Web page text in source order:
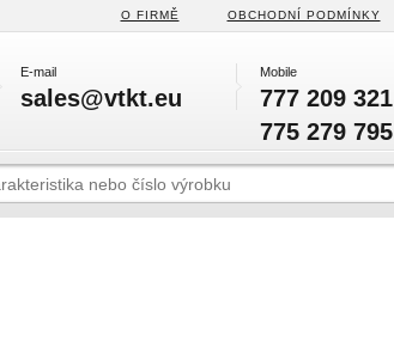
O FIRMĚ OBCHODNÍ PODMÍNKY
E-mail
sales@vtkt.eu
Mobile
777 209 321
775 279 795